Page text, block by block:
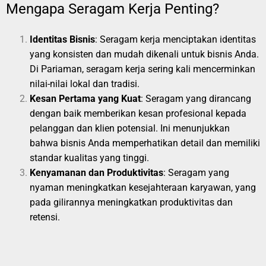
Mengapa Seragam Kerja Penting?
Identitas Bisnis: Seragam kerja menciptakan identitas
yang konsisten dan mudah dikenali untuk bisnis Anda.
Di Pariaman, seragam kerja sering kali mencerminkan
nilai-nilai lokal dan tradisi.
Kesan Pertama yang Kuat: Seragam yang dirancang
dengan baik memberikan kesan profesional kepada
pelanggan dan klien potensial. Ini menunjukkan
bahwa bisnis Anda memperhatikan detail dan memiliki
standar kualitas yang tinggi.
Kenyamanan dan Produktivitas: Seragam yang
nyaman meningkatkan kesejahteraan karyawan, yang
pada gilirannya meningkatkan produktivitas dan
retensi.